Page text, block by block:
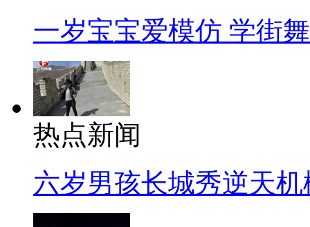
一岁宝宝爱模仿 学街
热点新闻
六岁男孩长城秀逆天机